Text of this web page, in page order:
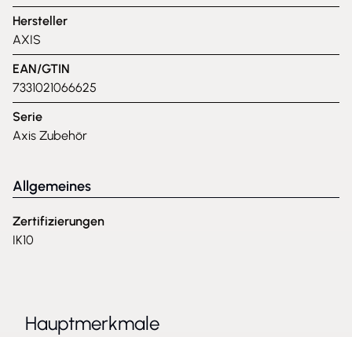
Hersteller
AXIS
EAN/GTIN
7331021066625
Serie
Axis Zubehör
Allgemeines
Zertifizierungen
IK10
Hauptmerkmale